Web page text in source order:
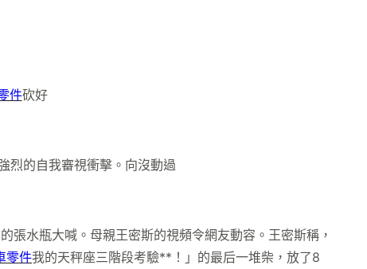
件砍好
烈的自我審視衝擊。向沒動過
張水瓶大喊。母親王密斯的視頻令網友動容。王密斯稱，
零件我的天秤座三階段考驗**！」的最后一堆柴，放了8